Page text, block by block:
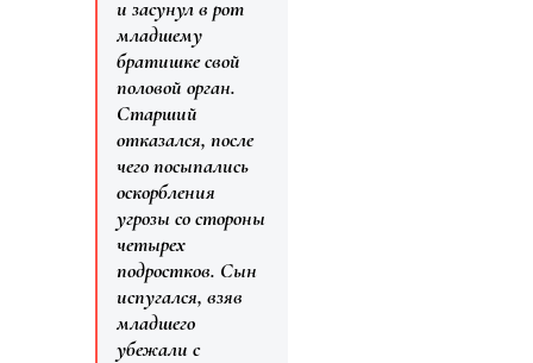
и засунул в рот
младшему
братишке свой
половой орган.
Старший
отказался, после
чего посыпались
оскорбления
угрозы со стороны
четырех
подростков. Сын
испугался, взяв
младшего
убежали с